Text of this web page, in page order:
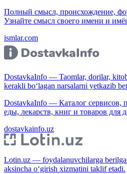
Полный смысл, происхождение,
Узнайте смысл своего имени и
ismlar.com
DostavkaInfo — Taomlar, dorilar,
kerakli bo‘lagan narsalarni yetkazib
DostavkaInfo — Каталог сервисов,
еды, лекарств, книг и товаров для
dostavkainfo.uz
Lotin.uz — foydalanuvchilarga
aksincha o‘girish xizmatini taklif etadi.